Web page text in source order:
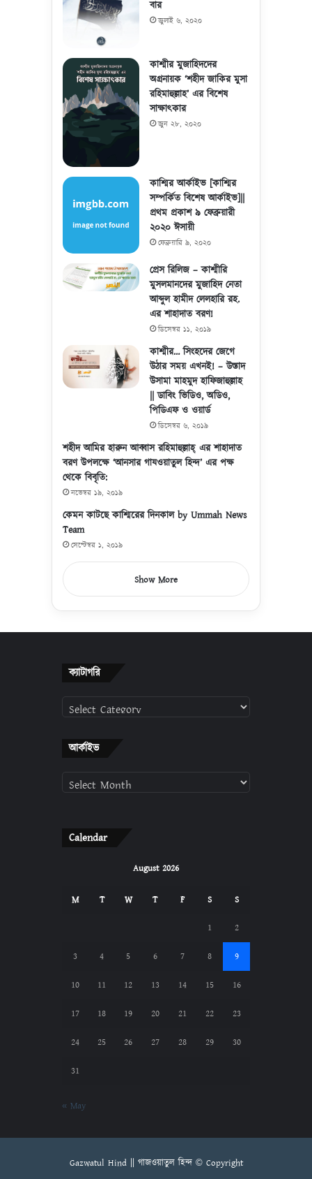
বার
জুলাই ৬, ২০২০
কাশ্মীর মুজাহিদদের
অগ্রনায়ক ‘শহীদ জাকির মুসা
রহিমাহুল্লাহ’ এর বিশেষ
সাক্ষাৎকার
জুন ২৮, ২০২০
কাশ্মির আর্কাইভ [কাশ্মির
সম্পর্কিত বিশেষ আর্কাইভ]||
প্রথম প্রকাশ ৯ ফেব্রুয়ারী
২০২০ ঈসায়ী
ফেব্রুয়ারি ৯, ২০২০
প্রেস রিলিজ – কাশ্মীরি
মুসলমানদের মুজাহিদ নেতা
আব্দুল হামীদ লেলহারি রহ.
এর শাহাদাত বরণ!
ডিসেম্বর ১১, ২০১৯
কাশ্মীর… সিংহদের জেগে
উঠার সময় এখনই! – উস্তাদ
উসামা মাহমুদ হাফিজাহুল্লাহ
|| ডাবিং ভিডিও, অডিও,
পিডিএফ ও ওয়ার্ড
ডিসেম্বর ৬, ২০১৯
শহীদ আমির হারুন আব্বাস রহিমাহুল্লাহ্ এর শাহাদাত
বরণ উপলক্ষে ‘আনসার গাযওয়াতুল হিন্দ’ এর পক্ষ
থেকে বিবৃতি:
নভেম্বর ১৯, ২০১৯
কেমন কাটছে কাশ্মিরের দিনকাল by Ummah News
Team
সেপ্টেম্বর ১, ২০১৯
Show More
ক্যাটাগরি
ক্যাটাগরি
আর্কাইভ
Calendar
August 2026
M T W T F S S
1 2
3 4 5 6 7 8 9
10 11 12 13 14 15 16
17 18 19 20 21 22 23
24 25 26 27 28 29 30
31
« May
Gazwatul Hind || গাজওয়াতুল হিন্দ © Copyright